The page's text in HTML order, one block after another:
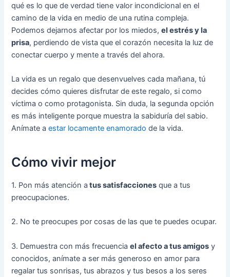
qué es lo que de verdad tiene valor incondicional en el
camino de la vida en medio de una rutina compleja.
Podemos dejarnos afectar por los miedos,el estrés y la
prisa, perdiendo de vista que el corazón necesita la luz de
conectar cuerpo y mente a través del ahora.
La vida es un regalo que desenvuelves cada mañana, tú
decides cómo quieres disfrutar de este regalo, si como
víctima o como protagonista. Sin duda, la segunda opción
es más inteligente porque muestra la sabiduría del sabio.
Anímate aestar locamente enamorado de la vida.
Cómo vivir mejor
1. Pon más atención a tus satisfacciones que a tus
preocupaciones.
2. No te preocupes por cosas de las que te puedes ocupar.
3. Demuestra con más frecuenciael afecto a tus amigos y
conocidos, anímate a ser más generoso en amor para
regalar tus sonrisas, tus abrazos y tus besos a los seres